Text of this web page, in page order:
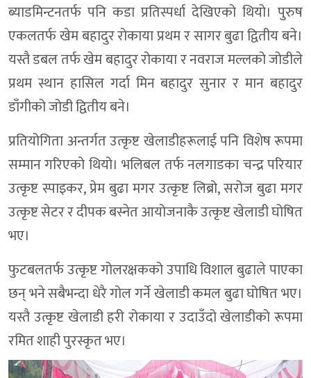
ब्याडमिन्टनतर्फ पनि कडा प्रतिस्पर्धा देखिएको थियो। पुरुष
एकलतर्फ खेम बहादुर रोकाया प्रथम र सागर बुढा द्वितीय बने।
यस्तै डबल तर्फ खेम बहादुर रोकाया र नवराज मल्लको जोडीले
प्रथम स्थान हासिल गर्दा मिन बहादुर सुनार र मान बहादुर
डाँगीको जोडी द्वितीय बने।
प्रतियोगिता अन्तर्गत उत्कृष्ट खेलाडीहरूलाई पनि विशेष रूपमा
सम्मान गरिएको थियो। भलिबल तर्फ नलगाडका चन्द्र परियार
उत्कृष्ट स्पाइकर, प्रेम बुढा मगर उत्कृष्ट लिब्रो, सरोज बुढा मगर
उत्कृष्ट सेटर र दीपक बस्नेत आयोजनाकै उत्कृष्ट खेलाडी घोषित
भए।
फुटबलतर्फ उत्कृष्ट गोलरक्षकको उपाधि विशाल बुढाले पाएका
छन् भने सबैभन्दा धेरै गोल गर्ने खेलाडी कमल बुढा घोषित भए।
यस्तै उत्कृष्ट खेलाडी हरी रोकाया र उदाउँदो खेलाडीको रूपमा
रमित शाही पुरस्कृत भए।